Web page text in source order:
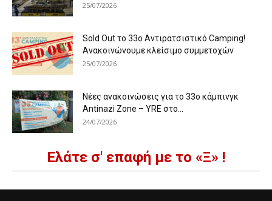
25/07/2026
Sold Out το 33ο Αντιρατσιστικό Camping!
Ανακοινώνουμε κλείσιμο συμμετοχών
25/07/2026
Νέες ανακοινώσεις για το 33ο κάμπινγκ
Antinazi Zone – YRE στο...
24/07/2026
Ελάτε σ' επαφή με το «Ξ» !